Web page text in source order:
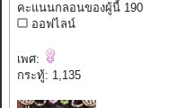
คะแนนกลอนของผู้นี้ 190
ออฟไลน์
เพศ:
กระทู้: 1,135